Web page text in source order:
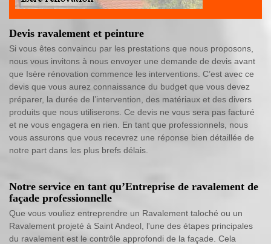
Devis ravalement et peinture
Si vous êtes convaincu par les prestations que nous proposons,
nous vous invitons à nous envoyer une demande de devis avant
que Isère rénovation commence les interventions. C’est avec ce
devis que vous aurez connaissance du budget que vous devez
préparer, la durée de l’intervention, des matériaux et des divers
produits que nous utiliserons. Ce devis ne vous sera pas facturé
et ne vous engagera en rien. En tant que professionnels, nous
vous assurons que vous recevrez une réponse bien détaillée de
notre part dans les plus brefs délais.
Notre service en tant qu’Entreprise de ravalement de
façade professionnelle
Que vous vouliez entreprendre un Ravalement taloché ou un
Ravalement projeté à Saint Andeol, l'une des étapes principales
du ravalement est le contrôle approfondi de la façade. Cela